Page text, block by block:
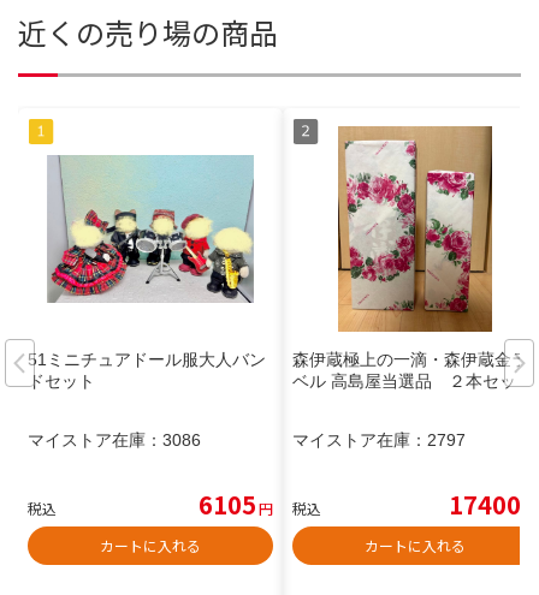
近くの売り場の商品
51ミニチュアドール服大人バン
ドセット
マイストア在庫： 3086
税込 6105円
カートに入れる
森伊蔵極上の一滴・森伊蔵金ラ
ベル 高島屋当選品 ２本セット
マイストア在庫： 2797
税込 17400
カートに入れる